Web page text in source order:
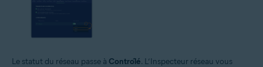
Le statut du réseau passe à Contrôlé. L’Inspecteur réseau vous